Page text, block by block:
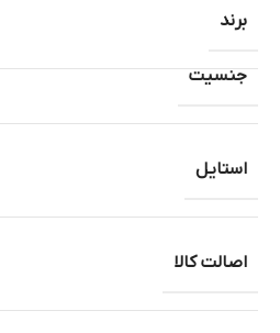
جنسیت
استایل
اصالت کالا
برند